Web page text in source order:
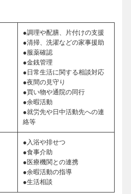
●調理や配膳、片付けの支援
●清掃、洗濯などの家事援助
●服薬確認
●金銭管理
●日常生活に関する相談対応
●夜間の見守り
●買い物や通院の同行
●余暇活動
●就労先や日中活動先への連
絡等
●入浴や排せつ
●食事介助
●医療機関との連携
●余暇活動の指導
●生活相談